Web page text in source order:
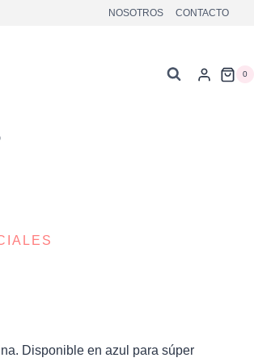
NOSOTROS CONTACTO
0
Disponible en azul para súper